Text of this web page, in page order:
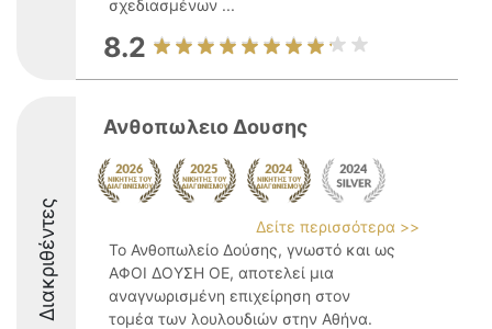
σχεδιασμένων ...
8.2
Διακριθέντες
Ανθοπωλειο Δουσης
Δείτε περισσότερα >>
Το Ανθοπωλείο Δούσης, γνωστό και ως
ΑΦΟΙ ΔΟΥΣΗ ΟΕ, αποτελεί μια
αναγνωρισμένη επιχείρηση στον
τομέα των λουλουδιών στην Αθήνα.